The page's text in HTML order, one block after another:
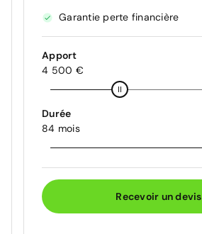
Garantie perte financière
Apport
4 500 €
Durée
84 mois
Recevoir un devis